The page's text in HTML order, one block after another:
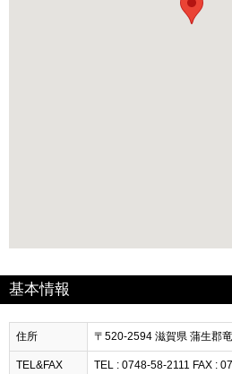
基本情報
住所 〒520-2594 滋賀県 蒲生郡
TEL&FAX TEL : 0748-58-2111 FAX :